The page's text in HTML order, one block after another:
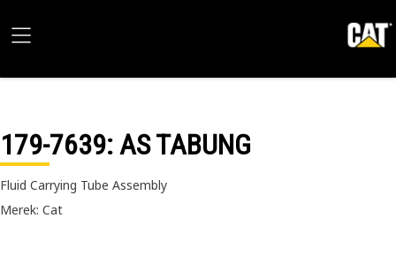
179-7639: AS TABUNG
Fluid Carrying Tube Assembly
Merek: Cat